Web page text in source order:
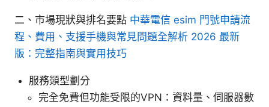
二、市場現狀與排名要點 中華電信 esim 門號申請流
程、費用、支援手機與常見問題全解析 2026 最新
版：完整指南與實用技巧
服務類型劃分
完全免費但功能受限的VPN：資料量、伺服器數